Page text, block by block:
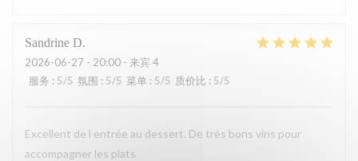
Sandrine D
2026-06-27 - 20:00 - 来宾 4
服务 : 5/5 氛围 : 5/5 菜单 : 5/5 质价比 : 5/5
Excellent de l entrée au dessert. De très bons vins pour
accompagner les plats